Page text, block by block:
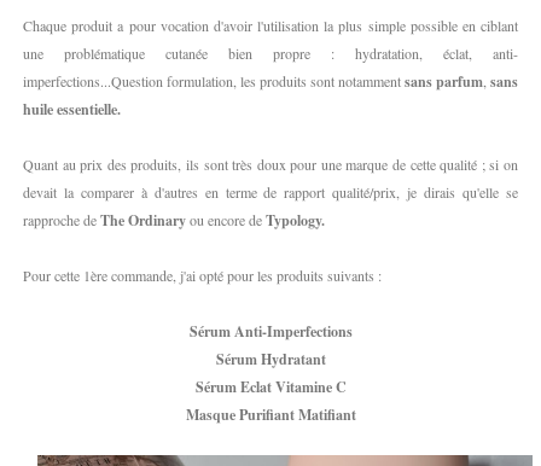
Chaque produit a pour vocation d'avoir l'utilisation la plus simple possible en ciblant
une problématique cutanée bien propre : hydratation, éclat, anti-
imperfections...Question formulation, les produits sont notammentsans parfum sans
huile essentielle.
Quant au prix des produits, ils sont très doux pour une marque de cette qualité ; si on
devait la comparer à d'autres en terme de rapport qualité/prix, je dirais qu'elle se
rapproche deThe Ordinaryou encore deTypology.
Pour cette 1ère commande, j'ai opté pour les produits suivants :
Sérum Anti-Imperfections
Sérum Hydratant
Sérum Eclat Vitamine C
Masque Purifiant Matifiant